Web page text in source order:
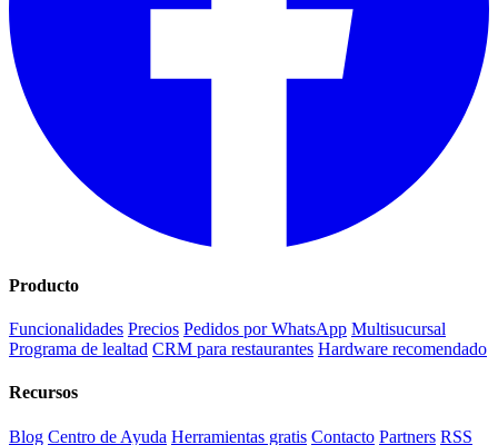
Producto
Funcionalidades Precios Pedidos por WhatsApp Multisucursal
Programa de lealtad CRM para restaurantes Hardware recomendado
Recursos
Blog Centro de Ayuda Herramientas gratis Contacto Partners RSS